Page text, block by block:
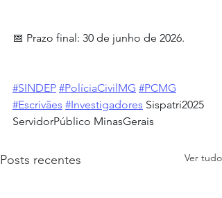
📅 Prazo final: 30 de junho de 2026.
#SINDEP #PolíciaCivilMG #PCMG
#Escrivães #Investigadores Sispatri2025
ServidorPúblico MinasGerais
Posts recentes Ver tudo